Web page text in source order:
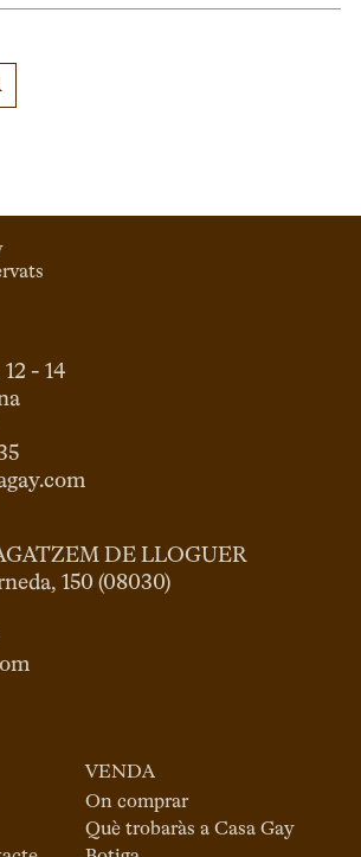
- 14
DE LLOGUER
150 (08030)
VENDA
On comprar
Què trobaràs a Casa Gay